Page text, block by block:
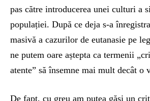
pas către introducerea unei culturi a
populației. După ce deja s-a
masivă a cazurilor de eutanasie pe
ne putem oare aștepta ca termenii
atente” să însemne mai mult decât o
De fapt, cu greu am putea găsi un